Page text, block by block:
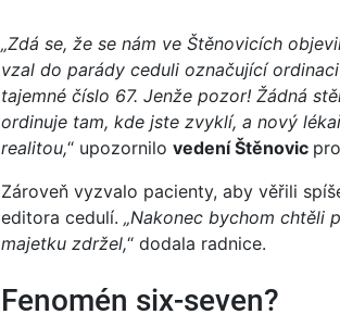
„Zdá se, že se nám ve Štěnovicích
vzal do parády ceduli označující
tajemné číslo 67. Jenže pozor! Žádná
ordinuje tam, kde jste zvyklí, a nový
realitou,“ upozornilo vedení Štěnovic
Zároveň vyzvalo pacienty, aby věřili
editora cedulí. „Nakonec bychom chtěli
majetku zdržel,“ dodala radnice.
Fenomén six-seven?